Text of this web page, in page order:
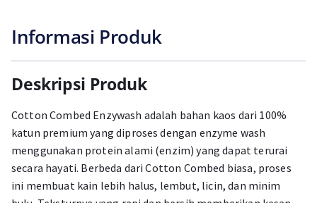
Informasi Produk
Deskripsi Produk
Cotton Combed Enzywash adalah bahan kaos dari 100%
katun premium yang diproses dengan enzyme wash
menggunakan protein alami (enzim) yang dapat terurai
secara hayati. Berbeda dari Cotton Combed biasa, proses
ini membuat kain lebih halus, lembut, licin, dan minim